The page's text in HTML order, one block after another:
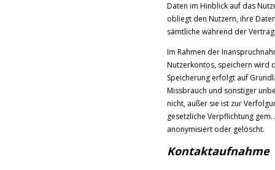
Daten im Hinblick auf das
obliegt den Nutzern, ihre
sämtliche während der
Im Rahmen der
Nutzerkontos, speichern wird
Speicherung erfolgt auf
Missbrauch und sonstiger
nicht, außer sie ist zur
gesetzliche Verpflichtung
anonymisiert oder gelöscht.
Kontaktaufnahme